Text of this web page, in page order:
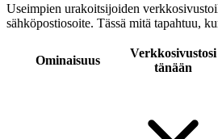
Useimpien urakoitsijoiden
sähköpostiosoite. Tässä mitä tapahtuu,
Ominaisuus
Verkkosivustosi
tänään